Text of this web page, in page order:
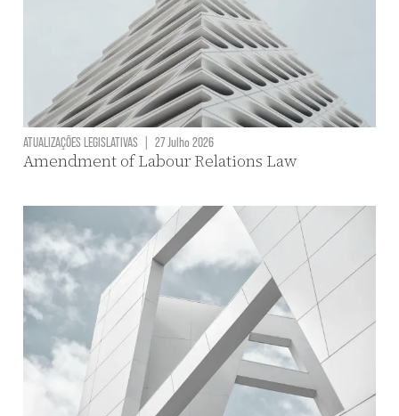
ATUALIZAÇÕES LEGISLATIVAS 27 Julho 2026
Amendment of Labour Relations Law